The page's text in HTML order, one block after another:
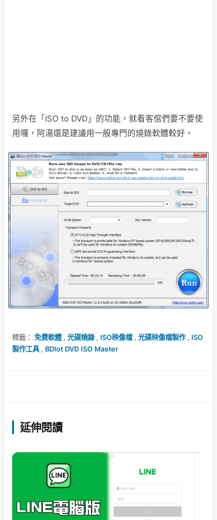
另外在「ISO to DVD」的功能，就看客倌們要不要使
用囉，阿湯還是建議用一般專門的燒錄軟體較好。
標籤： 免費軟體, 光碟燒錄, ISO映像檔, 光碟映像檔製作, ISO
製作工具, BDlot DVD ISO Master
延伸閱讀